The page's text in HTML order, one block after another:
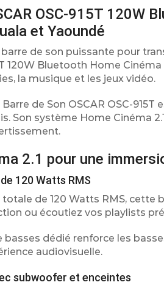
OSC-915T 120W
et Yaoundé
de son puissante pour
120W Bluetooth Home
la musique et les jeux vidéo.
de Son OSCAR OSC-
Son système Home Cinéma
2.1 pour une
120 Watts RMS
totale de 120 Watts RMS,
ou écoutiez vos playlists
basses dédié renforce les
audiovisuelle.
subwoofer et enceintes